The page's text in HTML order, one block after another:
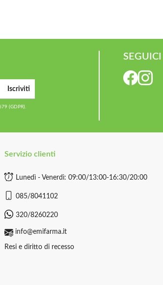
Iscriviti
(GDPR).
Servizio clienti
Lunedì - Venerdì: 09:00/13:00-16:30/20:00
085/8041102
320/8260220
info@emifarma.it
Resi e diritto di recesso